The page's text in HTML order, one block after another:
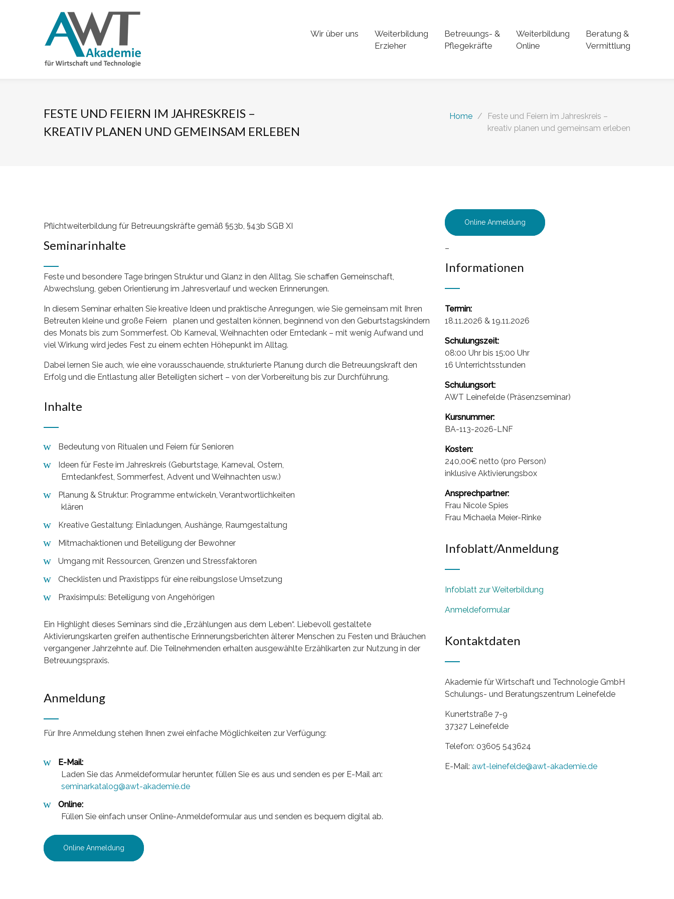
Wir über uns
Weiterbildung
Erzieher
Betreuungs- &
Pflegekräfte
Weiterbildung
Online
Beratung &
Vermittlung
FESTE UND FEIERN IM JAHRESKREIS –
KREATIV PLANEN UND GEMEINSAM ERLEBEN
Home /
Feste und Feiern im Jahreskreis –
kreativ planen und gemeinsam erleben
Pflichtweiterbildung für Betreuungskräfte gemäß §53b, §43b SGB XI
Seminarinhalte
Feste und besondere Tage bringen Struktur und Glanz in den Alltag. Sie schaffen Gemeinschaft,
Abwechslung, geben Orientierung im Jahresverlauf und wecken Erinnerungen.
In diesem Seminar erhalten Sie kreative Ideen und praktische Anregungen, wie Sie gemeinsam mit Ihren
Betreuten kleine und große Feiern planen und gestalten können, beginnend von den Geburtstagskindern
des Monats bis zum Sommerfest. Ob Karneval, Weihnachten oder Erntedank – mit wenig Aufwand und
viel Wirkung wird jedes Fest zu einem echten Höhepunkt im Alltag.
Dabei lernen Sie auch, wie eine vorausschauende, strukturierte Planung durch die Betreuungskraft den
Erfolg und die Entlastung aller Beteiligten sichert – von der Vorbereitung bis zur Durchführung.
Inhalte
Bedeutung von Ritualen und Feiern für Senioren
Ideen für Feste im Jahreskreis (Geburtstage, Karneval, Ostern,
Erntedankfest, Sommerfest, Advent und Weihnachten usw.)
Planung & Struktur: Programme entwickeln, Verantwortlichkeiten
klären
Kreative Gestaltung: Einladungen, Aushänge, Raumgestaltung
Mitmachaktionen und Beteiligung der Bewohner
Umgang mit Ressourcen, Grenzen und Stressfaktoren
Checklisten und Praxistipps für eine reibungslose Umsetzung
Praxisimpuls: Beteiligung von Angehörigen
Ein Highlight dieses Seminars sind die „Erzählungen aus dem Leben“. Liebevoll gestaltete
Aktivierungskarten greifen authentische Erinnerungsberichten älterer Menschen zu Festen und Bräuchen
vergangener Jahrzehnte auf. Die Teilnehmenden erhalten ausgewählte Erzählkarten zur Nutzung in der
Betreuungspraxis.
Anmeldung
Für Ihre Anmeldung stehen Ihnen zwei einfache Möglichkeiten zur Verfügung:
E-Mail:
Laden Sie das Anmeldeformular herunter, füllen Sie es aus und senden es per E-Mail an:
seminarkatalog@awt-akademie.de
Online:
Füllen Sie einfach unser Online-Anmeldeformular aus und senden es bequem digital ab.
Online Anmeldung
Online Anmeldung
–
Informationen
Termin:
18.11.2026 & 19.11.2026
Schulungszeit:
08:00 Uhr bis 15:00 Uhr
16 Unterrichtsstunden
Schulungsort:
AWT Leinefelde (Präsenzseminar)
Kursnummer:
BA-113-2026-LNF
Kosten:
240,00€ netto (pro Person)
inklusive Aktivierungsbox
Ansprechpartner:
Frau Nicole Spies
Frau Michaela Meier-Rinke
Infoblatt/Anmeldung
Infoblatt zur Weiterbildung
Anmeldeformular
Kontaktdaten
Akademie für Wirtschaft und Technologie GmbH
Schulungs- und Beratungszentrum Leinefelde
Kunertstraße 7-9
37327 Leinefelde
Telefon: 03605 543624
E-Mail: awt-leinefelde@awt-akademie.de